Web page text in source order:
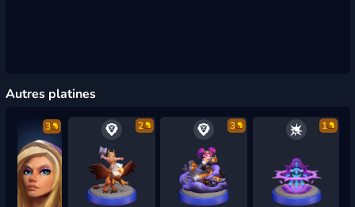
Autres platines
3 2 3 1